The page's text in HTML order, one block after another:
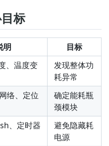
标
明
目标
、温度变
发现整体功
耗异常
络、定位
确定能耗瓶
颈模块
、定时器
避免隐藏耗
电源